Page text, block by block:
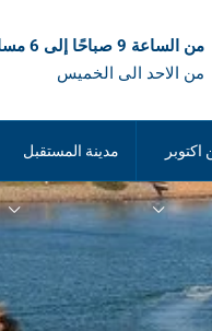
من الساعة 9 صباحًا إلى 6 مساءً
من الاحد الى الخميس
مدينة المستقبل